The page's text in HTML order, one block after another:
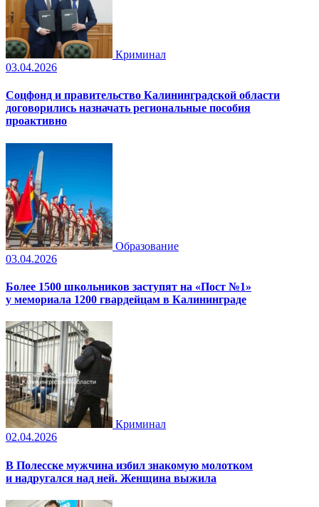
Криминал
03.04.2026
Соцфонд и правительство Калининградской области
договорились назначать региональные пособия
проактивно
Образование
03.04.2026
Более 1500 школьников заступят на «Пост №1»
у мемориала 1200 гвардейцам в Калининграде
Криминал
02.04.2026
В Полесске мужчина избил знакомую молотком
и надругался над ней. Женщина выжила